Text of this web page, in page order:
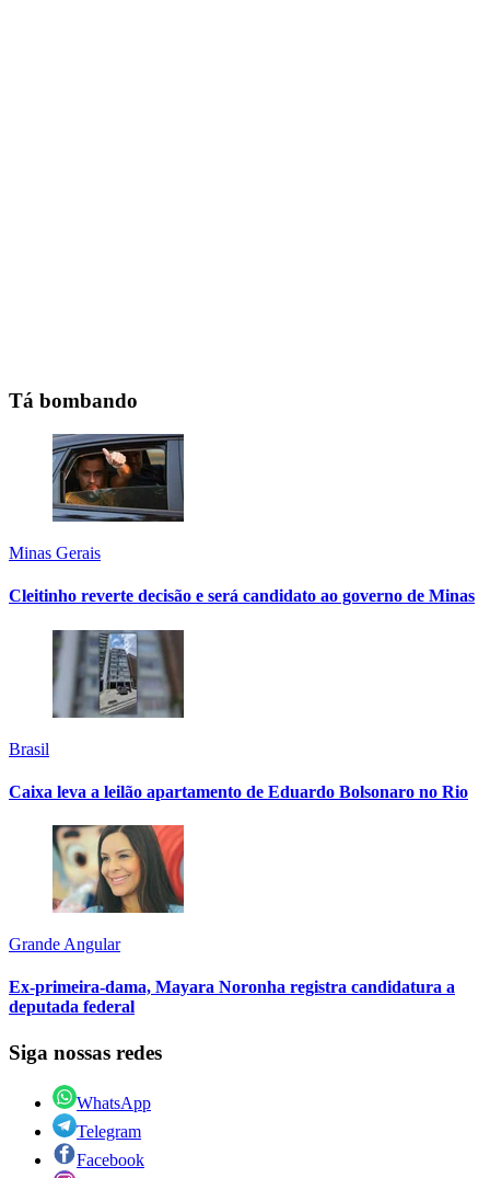
Tá bombando
Minas Gerais
Cleitinho reverte decisão e será candidato ao governo de Minas
Brasil
Caixa leva a leilão apartamento de Eduardo Bolsonaro no Rio
Grande Angular
Ex-primeira-dama, Mayara Noronha registra candidatura a
deputada federal
Siga nossas redes
WhatsApp
Telegram
Facebook